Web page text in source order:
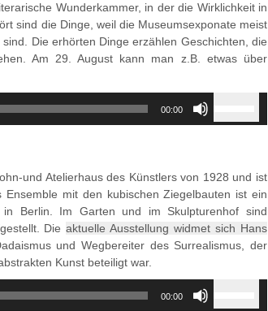
increase
or
decrease
volume.
Wunderkammer, in der die Wirklichkeit in
sind die Dinge, weil die Museumsexponate meist
Die erhörten Dinge erzählen Geschichten, die
Am 29. August kann man z.B. etwas über
00:00
increase
or
decrease
volume.
und Atelierhaus des Künstlers von 1928 und ist
mit den kubischen Ziegelbauten ist ein
Berlin. Im Garten und im Skulpturenhof sind
Dieaktuelle Ausstellung widmet sich Hans
und Wegbereiter des Surrealismus, der
Kunst beteiligt war.
00:00